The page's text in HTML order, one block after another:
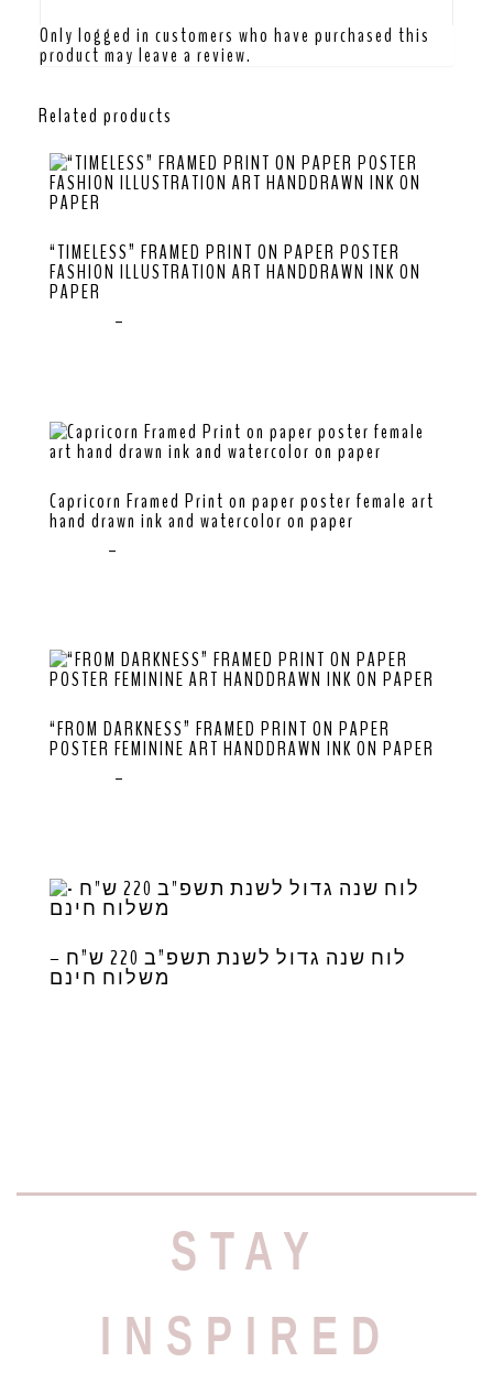
Only logged in customers who have purchased this
product may leave a review.
Related products
“TIMELESS” FRAMED PRINT ON PAPER POSTER
FASHION ILLUSTRATION ART HANDDRAWN INK ON
PAPER
–
Capricorn Framed Print on paper poster female art
hand drawn ink and watercolor on paper
–
“FROM DARKNESS” FRAMED PRINT ON PAPER
POSTER FEMININE ART HANDDRAWN INK ON PAPER
–
לוח שנה גדול לשנת תשפ”ב 220 ש”ח –
משלוח חינם
STAY
INSPIRED